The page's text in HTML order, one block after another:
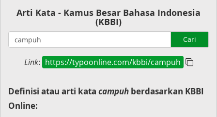
Arti Kata - Kamus Besar Bahasa Indonesia
(KBBI)
Cari
Link: https://typoonline.com/kbbi/campuh
Definisi atau arti kata campuh berdasarkan KBBI
Online: